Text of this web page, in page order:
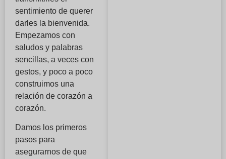
sentimiento de querer
darles la bienvenida.
Empezamos con
saludos y palabras
sencillas, a veces con
gestos, y poco a poco
construimos una
relación de corazón a
corazón.
Damos los primeros
pasos para
asegurarnos de que